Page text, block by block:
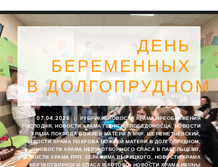
ДЕНЬ
БЕРЕМЕННЫХ
В ДОЛГОПРУДНОМ
07.04.2026 | РУБРИКИ:НОВОСТИ ХРАМА ПРЕОБРАЖЕНИЯ
ГОСПОДНЯ
НОВОСТИ ХРАМА ГЕОРГИЯ ПОБЕДОНОСЦА,НОВОСТИ
ХРАМА ПОКРОВА БОЖИЕЙ МАТЕРИ В МКР. ШЕРЕМЕТЬЕВСКИЙ
НОВОСТИ ХРАМА ПОКРОВА БОЖИЕЙ МАТЕРИ В ДОЛГОПРУДНОМ,
НОВОСТИ ХРАМА НЕРУКОТВОРНОГО СПАСА В ПАВЕЛЬЦЕВО,
НОВОСТИ ХРАМА ПРП. СЕРАФИМА ВЫРИЦКОГО
НОВОСТИ ХРАМА
НЕРУКОТВОРНОГО СПАСА В КОТОВО,НОВОСТИ ХРАМА ИКОНЫ